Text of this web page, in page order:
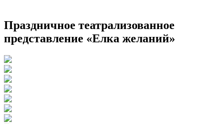
Праздничное театрализованное
представление «Елка желаний»